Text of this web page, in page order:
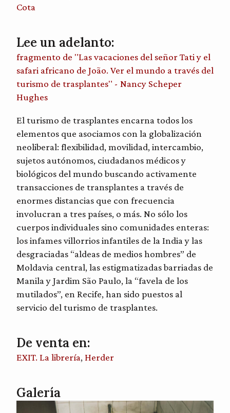
Cota
Lee un adelanto:
fragmento de "Las vacaciones del señor Tati y el
safari africano de João. Ver el mundo a través del
turismo de trasplantes" - Nancy Scheper
Hughes
El turismo de trasplantes encarna todos los
elementos que asociamos con la globalización
neoliberal: flexibilidad, movilidad, intercambio,
sujetos autónomos, ciudadanos médicos y
biológicos del mundo buscando activamente
transacciones de transplantes a través de
enormes distancias que con frecuencia
involucran a tres países, o más. No sólo los
cuerpos individuales sino comunidades enteras:
los infames villorrios infantiles de la India y las
desgraciadas “aldeas de medios hombres” de
Moldavia central, las estigmatizadas barriadas de
Manila y Jardim São Paulo, la “favela de los
mutilados”, en Recife, han sido puestos al
servicio del turismo de trasplantes.
De venta en:
EXIT. La librería,Herder
Galería